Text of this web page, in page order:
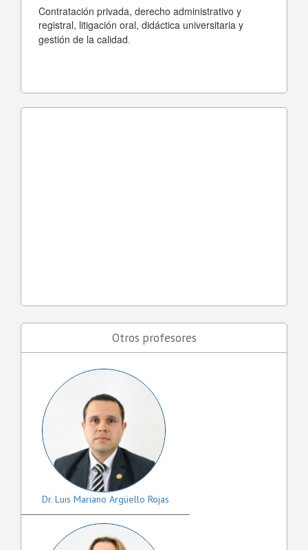
Contratación privada, derecho administrativo y
registral, litigación oral, didáctica universitaria y
gestión de la calidad
Otros profesores
Dr. Luis Mariano Argüello Rojas